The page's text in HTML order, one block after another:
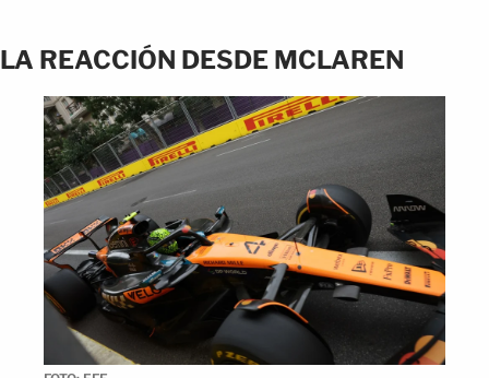
LA REACCIÓN DESDE MCLAREN